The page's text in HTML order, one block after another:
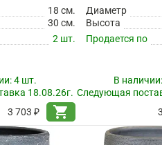
18 см.
30 см.
2 шт.
4 шт.
18.08.26г.
3 703 ₽
shopping_cart
Диаметр
Высота
Продается по
В наличии:
Следующая